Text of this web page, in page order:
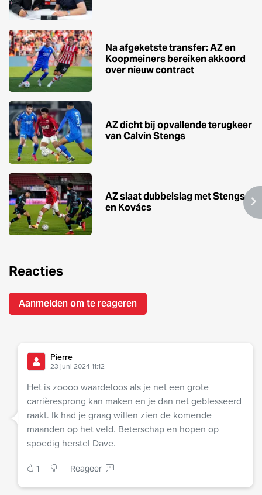
Na afgeketste transfer: AZ en
Koopmeiners bereiken akkoord
over nieuw contract
AZ dicht bij opvallende terugkeer
van Calvin Stengs
AZ slaat dubbelslag met Stengs
en Kovács
Reacties
Aanmelden om te reageren
Pierre
23 juni 2024 11:12
Het is zoooo waardeloos als je net een grote
carrièresprong kan maken en je dan net geblesseerd
raakt. Ik had je graag willen zien de komende
maanden op het veld. Beterschap en hopen op
spoedig herstel Dave.
1 Reageer